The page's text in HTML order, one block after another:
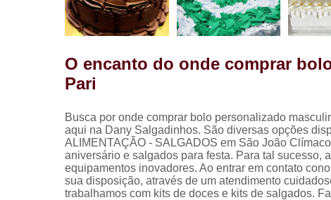
O encanto do onde comprar
Pari
Busca por onde comprar bolo personalizado
aqui na Dany Salgadinhos. São diversas opções
ALIMENTAÇÃO - SALGADOS em São João
aniversário e salgados para festa. Para tal sucesso,
equipamentos inovadores. Ao entrar em contato
sua disposição, através de um atendimento
trabalhamos com kits de doces e kits de salgados.